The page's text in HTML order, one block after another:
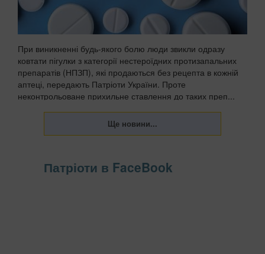
При виникненні будь-якого болю люди звикли одразу
ковтати пігулки з категорії нестероїдних протизапальних
препаратів (НПЗП), які продаються без рецепта в кожній
аптеці, передають Патріоти України. Проте
неконтрольоване прихильне ставлення до таких преп...
Патріоти в FaceBook